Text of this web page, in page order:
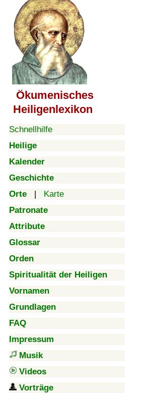
Ökumenisches
Heiligenlexikon
Schnellhilfe
Heilige
Kalender
Geschichte
Orte | Karte
Patronate
Attribute
Glossar
Orden
Spiritualität der Heiligen
Vornamen
Grundlagen
FAQ
Impressum
Musik
Videos
Vorträge